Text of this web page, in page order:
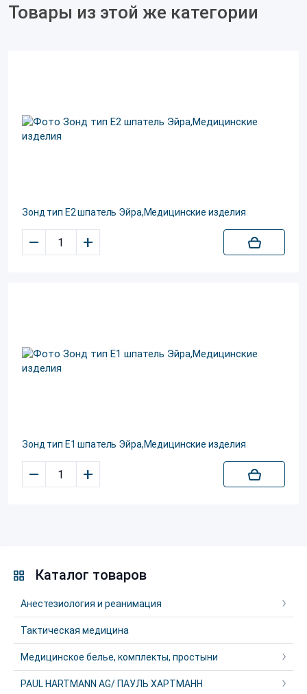
Товары из этой же категории
Зонд тип E2 шпатель Эйра,Медицинские изделия
– +
Зонд тип E1 шпатель Эйра,Медицинские изделия
– +
Каталог товаров
Анестезиология и реанимация
Тактическая медицина
Медицинское белье, комплекты, простыни
PAUL HARTMANN AG/ ПАУЛЬ ХАРТМАНН